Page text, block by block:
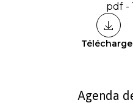
pdf -
Agenda